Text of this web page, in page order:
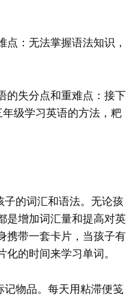
：无法掌握语法知识，
失分点和重难点：接下
级学习英语的方法，粑
的词汇和语法。无论孩
是增加词汇量和提高对英
携带一套卡片，当孩子有
的时间来学习单词。
物品。每天用粘滞便笺